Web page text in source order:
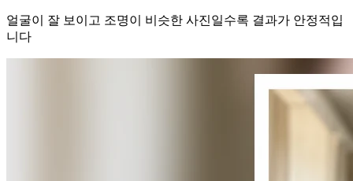
얼굴이 잘 보이고 조명이 비슷한 사진일수록 결과가 안정적입
니다